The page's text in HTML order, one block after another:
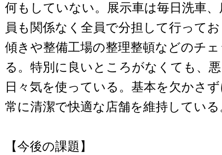
何もしていない。展示車は毎日洗車
員も関係なく全員で分担して行って
傾きや整備工場の整理整頓などのチ
る。特別に良いところがなくても、
日々気を使っている。基本を欠かさ
常に清潔で快適な店舗を維持している
【今後の課題】